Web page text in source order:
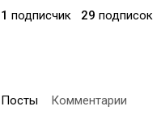
1 подписчик 29 подписок
Посты Комментарии